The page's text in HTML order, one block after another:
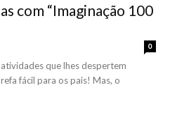
com “Imaginação 100
0
que lhes despertem
fácil para os pais! Mas, o